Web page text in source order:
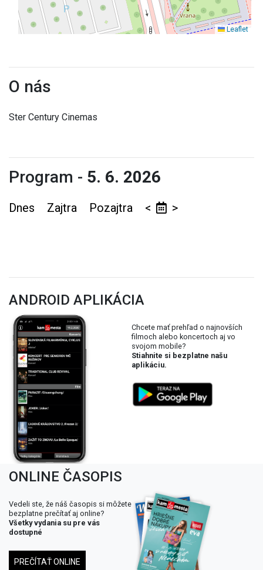
Leaflet
O nás
Ster Century Cinemas
Program - 5. 6. 2026
Dnes Zajtra Pozajtra < >
ANDROID APLIKÁCIA
Chcete mať prehľad o najnovších
filmoch alebo koncertoch aj vo
svojom mobile?
Stiahnite si bezplatne našu
aplikáciu.
ONLINE ČASOPIS
Vedeli ste, že náš časopis si môžete
bezplatne prečítať aj online?
Všetky vydania su pre vás
dostupné
PREČÍTAŤ ONLINE